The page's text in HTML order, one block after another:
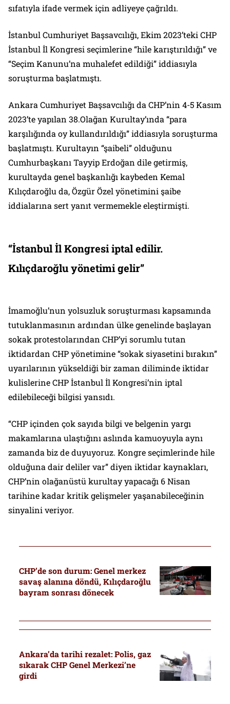
sıfatıyla ifade vermek için adliyeye çağrıldı.
İstanbul Cumhuriyet Başsavcılığı, Ekim 2023’teki CHP
İstanbul İl Kongresi seçimlerine “hile karıştırıldığı” ve
“Seçim Kanunu’na muhalefet edildiği” iddiasıyla
soruşturma başlatmıştı.
Ankara Cumhuriyet Başsavcılığı da CHP’nin 4-5 Kasım
2023’te yapılan 38.Olağan Kurultay’ında “para
karşılığında oy kullandırıldığı” iddiasıyla soruşturma
başlatmıştı. Kurultayın “şaibeli” olduğunu
Cumhurbaşkanı Tayyip Erdoğan dile getirmiş,
kurultayda genel başkanlığı kaybeden Kemal
Kılıçdaroğlu da, Özgür Özel yönetimini şaibe
iddialarına sert yanıt vermemekle eleştirmişti.
“İstanbul İl Kongresi iptal edilir.
Kılıçdaroğlu yönetimi gelir”
İmamoğlu’nun yolsuzluk soruşturması kapsamında
tutuklanmasının ardından ülke genelinde başlayan
sokak protestolarından CHP’yi sorumlu tutan
iktidardan CHP yönetimine “sokak siyasetini bırakın”
uyarılarının yükseldiği bir zaman diliminde iktidar
kulislerine CHP İstanbul İl Kongresi’nin iptal
edilebileceği bilgisi yansıdı.
“CHP içinden çok sayıda bilgi ve belgenin yargı
makamlarına ulaştığını aslında kamuoyuyla aynı
zamanda biz de duyuyoruz. Kongre seçimlerinde hile
olduğuna dair deliler var” diyen iktidar kaynakları,
CHP’nin olağanüstü kurultay yapacağı 6 Nisan
tarihine kadar kritik gelişmeler yaşanabileceğinin
sinyalini veriyor.
CHP’de son durum: Genel merkez
savaş alanına döndü, Kılıçdaroğlu
bayram sonrası dönecek
Ankara’da tarihi rezalet: Polis, gaz
sıkarak CHP Genel Merkezi’ne
girdi